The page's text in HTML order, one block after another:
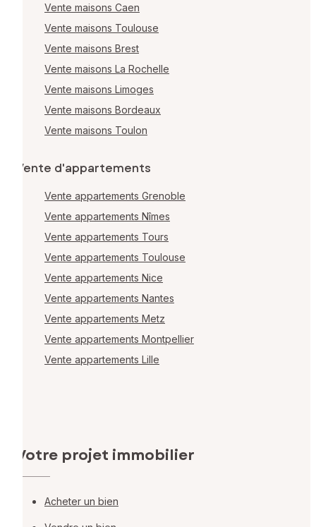
Vente maisons Caen
Vente maisons Toulouse
Vente maisons Brest
Vente maisons La Rochelle
Vente maisons Limoges
Vente maisons Bordeaux
Vente maisons Toulon
Vente d'appartements
Vente appartements Grenoble
Vente appartements Nîmes
Vente appartements Tours
Vente appartements Toulouse
Vente appartements Nice
Vente appartements Nantes
Vente appartements Metz
Vente appartements Montpellier
Vente appartements Lille
Votre projet immobilier
Acheter un bien